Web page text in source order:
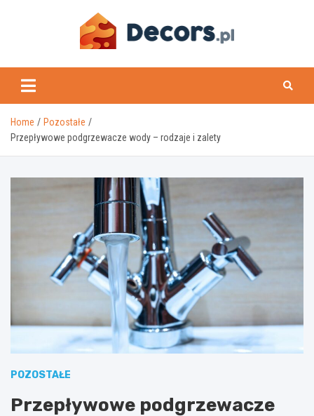
www.decors.pl
Home
Pozostałe
Przepływowe podgrzewacze wody – rodzaje i zalety
POZOSTAŁE
Przepływowe podgrzewacze